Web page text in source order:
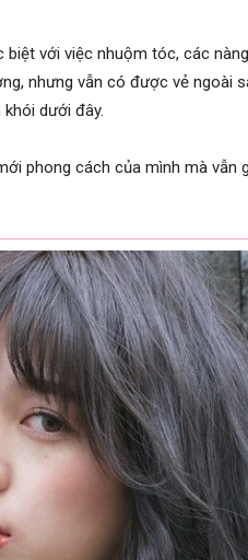
với việc nhuộm tóc, các
nhưng vẫn có được vẻ ngoài
dưới đây.
phong cách của mình mà